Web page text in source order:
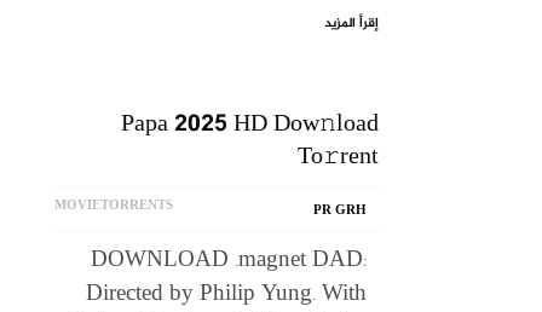
إقرأ المزيد
Papa 2025 HD Dow𝚗load
To𝚛rent
MOVIETORRENTS PR GRH
DOWNLOAD .magnet DAD:
Directed by Philip Yung. With